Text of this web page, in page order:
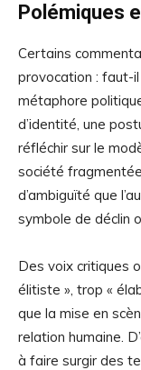
Polémiques
Certains
provocation : faut-
métaphore
d’identité, une
réfléchir sur le
société
d’ambiguïté que
symbole de déclin
Des voix critiques
élitiste », trop «
que la mise en
relation humaine.
à faire surgir des